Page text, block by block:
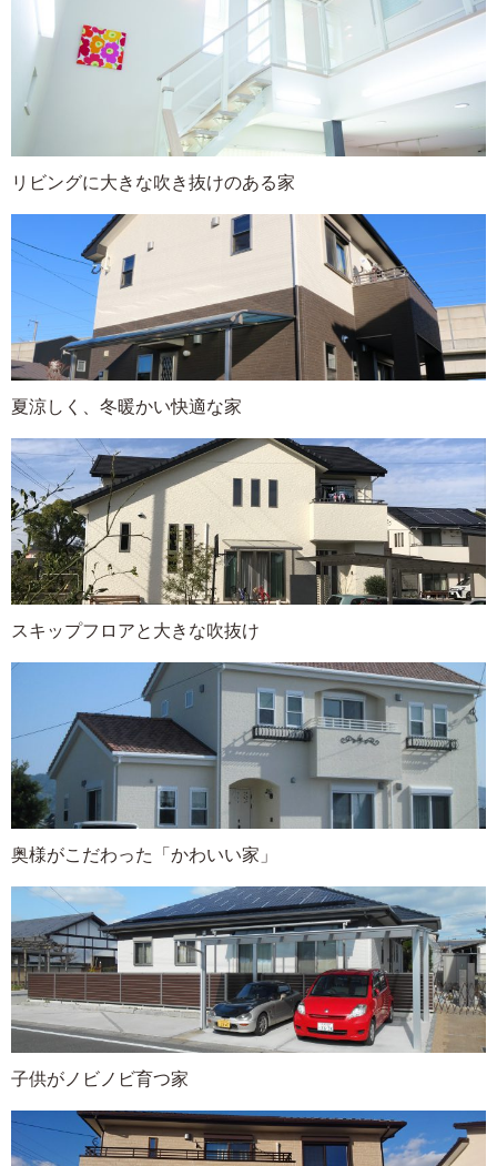
リビングに大きな吹き抜けのある家
夏涼しく、冬暖かい快適な家
スキップフロアと大きな吹抜け
奥様がこだわった「かわいい家」
子供がノビノビ育つ家